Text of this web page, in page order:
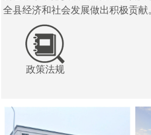
全县经济和社会发展做出积极贡献
政策法规